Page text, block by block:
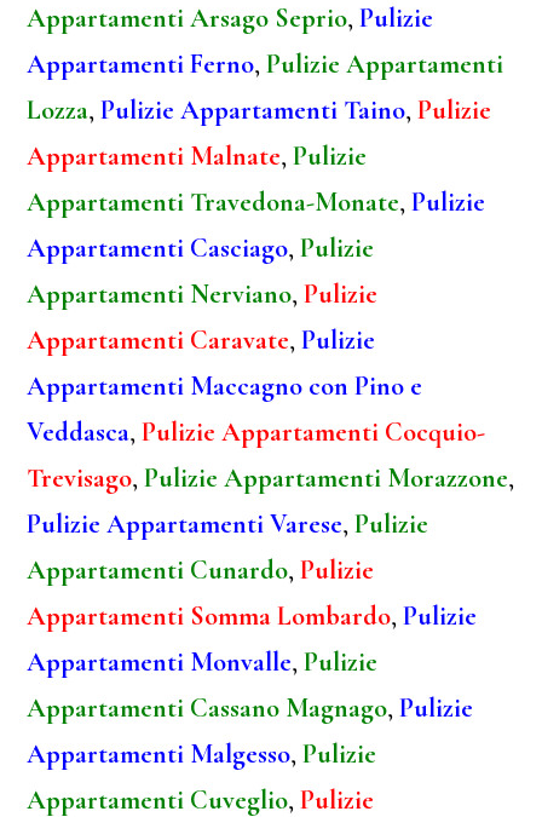
Appartamenti Arsago Seprio,Pulizie
Appartamenti Ferno,Pulizie Appartamenti
Lozza,Pulizie Appartamenti Taino,Pulizie
Appartamenti Malnate,Pulizie
Appartamenti Travedona-Monate,Pulizie
Appartamenti Casciago,Pulizie
Appartamenti Nerviano,Pulizie
Appartamenti Caravate,Pulizie
Appartamenti Maccagno con Pino e
Veddasca,Pulizie Appartamenti Cocquio-
Trevisago,Pulizie Appartamenti Morazzone,
Pulizie Appartamenti Varese,Pulizie
Appartamenti Cunardo,Pulizie
Appartamenti Somma Lombardo,Pulizie
Appartamenti Monvalle,Pulizie
Appartamenti Cassano Magnago,Pulizie
Appartamenti Malgesso,Pulizie
Appartamenti Cuveglio,Pulizie